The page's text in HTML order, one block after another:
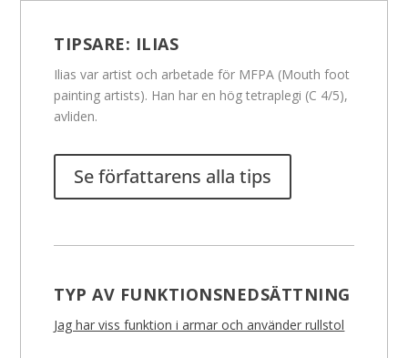
TIPSARE: ILIAS
Ilias var artist och arbetade för MFPA (Mouth foot
painting artists). Han har en hög tetraplegi (C 4/5),
avliden.
Se författarens alla tips
TYP AV FUNKTIONSNEDSÄTTNING
Jag har viss funktion i armar och använder rullstol